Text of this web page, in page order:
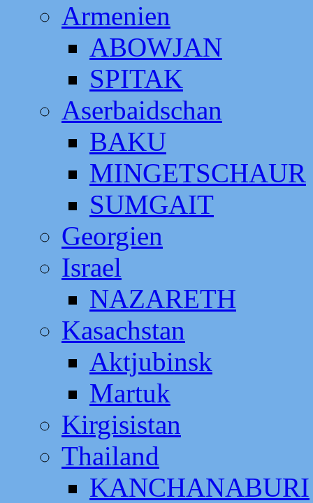
Armenien
ABOWJAN
SPITAK
Aserbaidschan
BAKU
MINGETSCHAUR
SUMGAIT
Georgien
Israel
NAZARETH
Kasachstan
Aktjubinsk
Martuk
Kirgisistan
Thailand
KANCHANABURI